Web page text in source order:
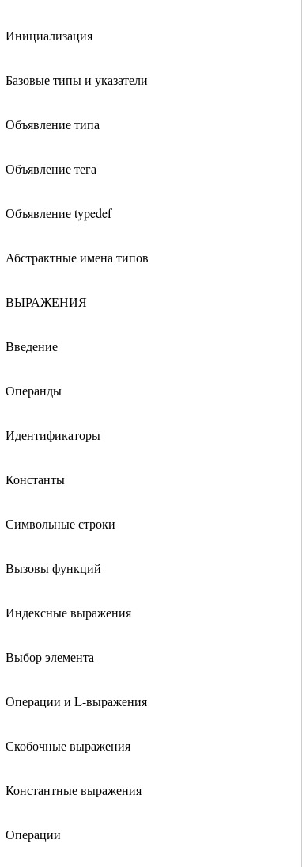
Инициализация
Базовые типы и указатели
Объявление типа
Объявление тега
Объявление typedef
Абстрактные имена типов
ВЫРАЖЕНИЯ
Введение
Операнды
Идентификаторы
Константы
Символьные строки
Вызовы функций
Индексные выражения
Выбор элемента
Операции и L-выражения
Скобочные выражения
Константные выражения
Операции